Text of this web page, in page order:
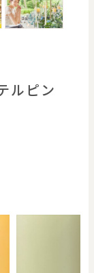
ルピン